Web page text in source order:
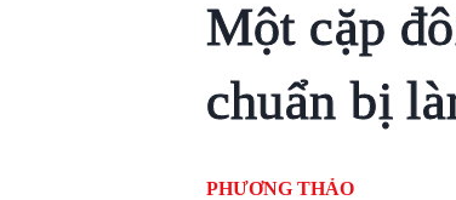
Một cặp
chuẩn bị
PHƯƠNG THẢO